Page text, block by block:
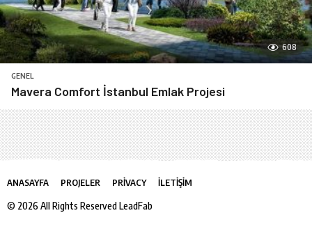
608
GENEL
Mavera Comfort İstanbul Emlak Projesi
ANASAYFA PROJELER PRIVACY İLETIŞIM
© 2026 All Rights Reserved LeadFab